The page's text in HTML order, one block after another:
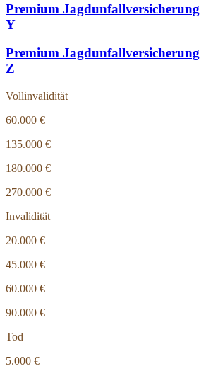
Premium Jagdunfallversicherung
Y
Premium Jagdunfallversicherung
Z
Vollinvalidität
60.000 €
135.000 €
180.000 €
270.000 €
Invalidität
20.000 €
45.000 €
60.000 €
90.000 €
Tod
5.000 €